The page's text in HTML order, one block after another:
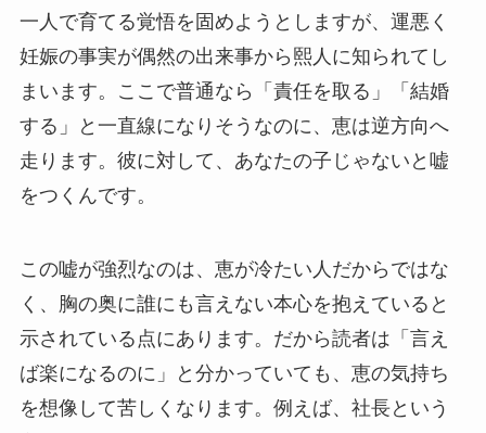
一人で育てる覚悟を固めようとしますが、運悪く
妊娠の事実が偶然の出来事から熙人に知られてし
まいます。ここで普通なら「責任を取る」「結婚
する」と一直線になりそうなのに、恵は逆方向へ
走ります。彼に対して、あなたの子じゃないと嘘
をつくんです。
この嘘が強烈なのは、恵が冷たい人だからではな
く、胸の奥に誰にも言えない本心を抱えていると
示されている点にあります。だから読者は「言え
ば楽になるのに」と分かっていても、恵の気持ち
を想像して苦しくなります。例えば、社長という